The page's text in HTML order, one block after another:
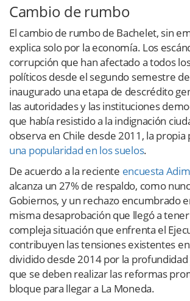
Cambio de rumbo
El cambio de rumbo de Bachelet, sin
explica solo por la economía. Los
corrupción que han afectado a todos
políticos desde el segundo semestre
inaugurado una etapa de descrédito
las autoridades y las instituciones
que había resistido a la indignación
observa en Chile desde 2011, la
una popularidad en los suelos.
De acuerdo a la reciente encuesta
alcanza un 27% de respaldo, como
Gobiernos, y un rechazo encumbrado
misma desaprobación que llegó a
compleja situación que enfrenta el
contribuyen las tensiones existentes
dividido desde 2014 por la
que se deben realizar las reformas
bloque para llegar a La Moneda.